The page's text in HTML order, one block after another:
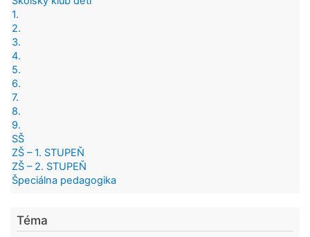
1.
2.
3.
4.
5.
6.
7.
8.
9.
SŠ
ZŠ – 1. STUPEŇ
ZŠ – 2. STUPEŇ
Špeciálna pedagogika
Téma